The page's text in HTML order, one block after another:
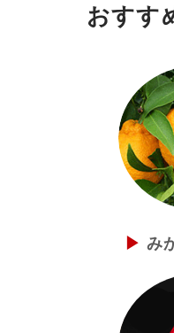
おすす
み